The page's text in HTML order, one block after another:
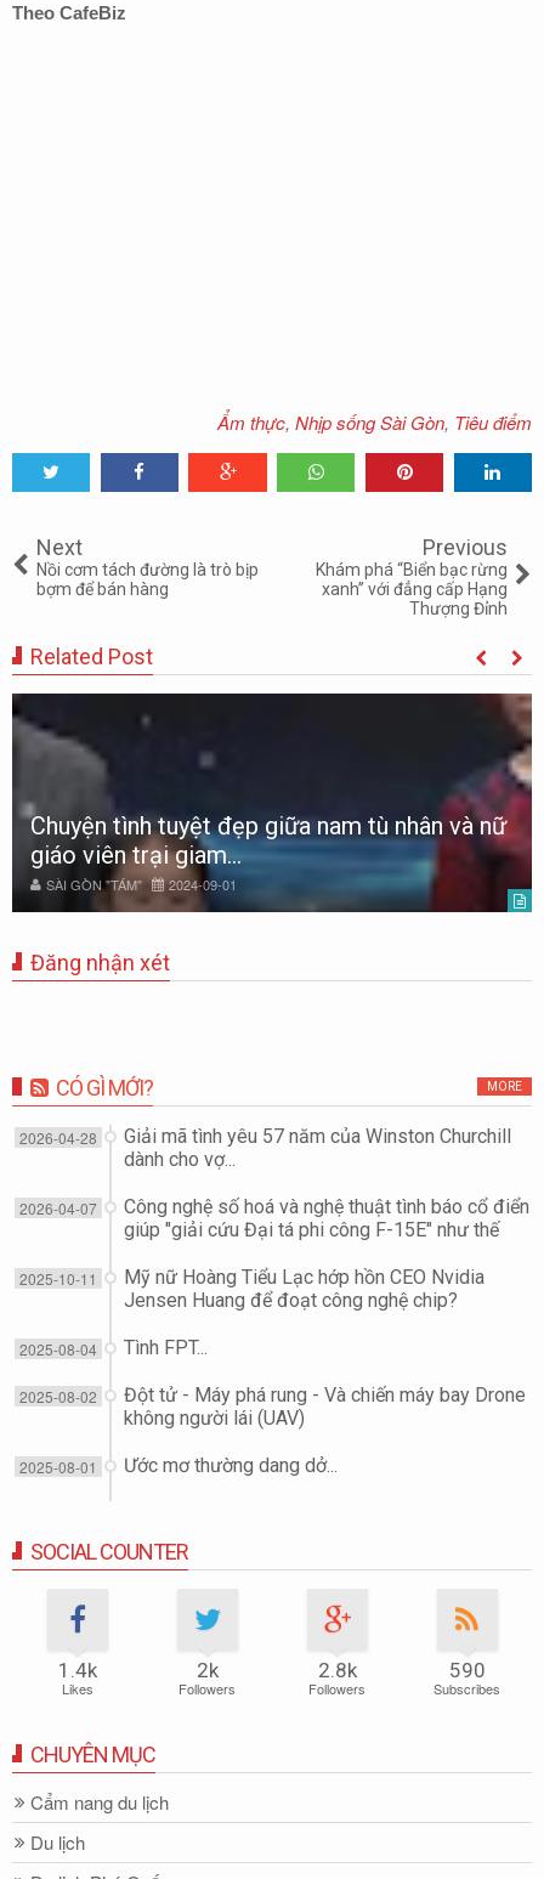
Theo CafeBiz
Ẩm thực, Nhịp sống Sài Gòn, Tiêu điểm
Next
Nồi cơm tách đường là trò bịp
bợm để bán hàng
Previous
Khám phá “Biển bạc rừng
xanh” với đẳng cấp Hạng
Thượng Đỉnh
Related Post
Chuyện tình tuyệt đẹp giữa nam tù nhân và nữ
giáo viên trại giam...
SÀI GÒN "TÁM" 2024-09-01
Đăng nhận xét
CÓ GÌ MỚI? MORE
Giải mã tình yêu 57 năm của Winston Churchill
dành cho vợ...
2026-04-28
Công nghệ số hoá và nghệ thuật tình báo cổ điển
giúp "giải cứu Đại tá phi công F-15E" như thế
2026-04-07
Mỹ nữ Hoàng Tiểu Lạc hớp hồn CEO Nvidia
Jensen Huang để đoạt công nghệ chip?
2025-10-11
Tình FPT...
2025-08-04
Đột tử - Máy phá rung - Và chiến máy bay Drone
không người lái (UAV)
2025-08-02
Ước mơ thường dang dở...
2025-08-01
SOCIAL COUNTER
1.4k
Likes
2k
Followers
2.8k
Followers
590
Subscribes
CHUYÊN MỤC
Cẩm nang du lịch
Du lịch